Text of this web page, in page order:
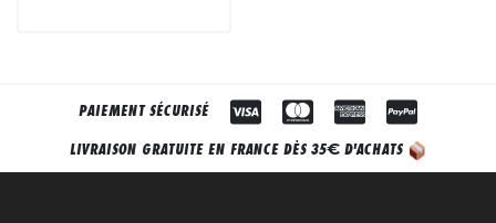
PAIEMENT SÉCURISÉ
LIVRAISON GRATUITE EN FRANCE DÈS 35€ D'ACHATS